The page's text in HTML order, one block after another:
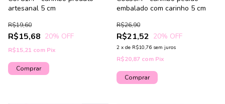
artesanal 5 cm
R$15,68
R$19,60
20% OFF
R$15,21 com Pix
embalado com carinho 5 cm
R$21,52
R$26,90
20% OFF
2 x de R$10,76 sem juros
R$20,87 com Pix